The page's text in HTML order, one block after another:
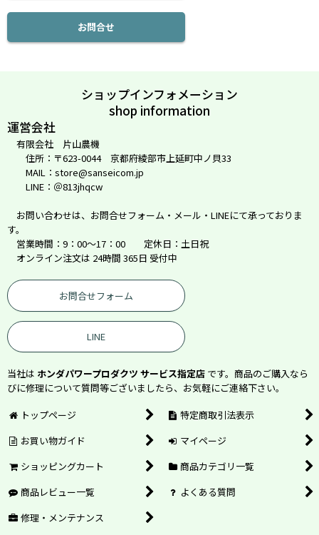
お問合せ
ショップインフォメーション
shop information
運営会社
有限会社 片山農機
住所：〒623-0044 京都府綾部市上延町中ノ貝33
MAIL：store@sanseicom.jp
LINE：＠813jhqcw
お問い合わせは、お問合せフォーム・メール・LINEにて承っておりま
す。
営業時間：9：00～17：00 定休日：土日祝
オンライン注文は 24時間 365日 受付中
お問合せフォーム
LINE
当社は ホンダパワープロダクツ サービス指定店 です。商品のご購入なら
びに修理について質問等ございましたら、お気軽にご連絡下さい。
トップページ
特定商取引法表示
お買い物ガイド
マイページ
ショッピングカート
商品カテゴリ一覧
商品レビュー一覧
よくある質問
修理・メンテナンス